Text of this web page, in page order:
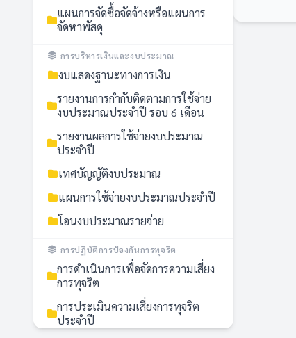
แผนการจัดซื้อจัดจ้างหรือแผนการ
จัดหาพัสดุ
การบริหารเงินและงบประมาณ
งบแสดงฐานะทางการเงิน
รายงานการกำกับติดตามการใช้จ่าย
งบประมาณประจำปี รอบ 6 เดือน
รายงานผลการใช้จ่ายงบประมาณ
ประจำปี
เทศบัญญัติงบประมาณ
แผนการใช้จ่ายงบประมาณประจำปี
โอนงบประมาณรายจ่าย
การปฏิบัติการป้องกันการทุจริต
การดำเนินการเพื่อจัดการความเสี่ยง
การทุจริต
การประเมินความเสี่ยงการทุจริต
ประจำปี